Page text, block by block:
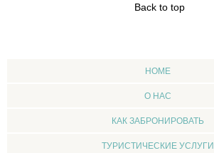
Back to top
HOME
О НАС
КАК ЗАБРОНИРОВАТЬ
ТУРИСТИЧЕСКИЕ УСЛУГИ